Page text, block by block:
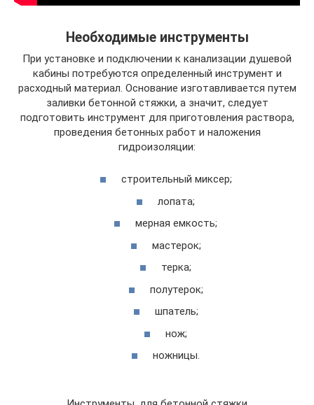
Необходимые инструменты
При установке и подключении к канализации душевой
кабины потребуются определенный инструмент и
расходный материал. Основание изготавливается путем
заливки бетонной стяжки, а значит, следует
подготовить инструмент для приготовления раствора,
проведения бетонных работ и наложения
гидроизоляции:
строительный миксер;
лопата;
мерная емкость;
мастерок;
терка;
полутерок;
шпатель;
нож;
ножницы.